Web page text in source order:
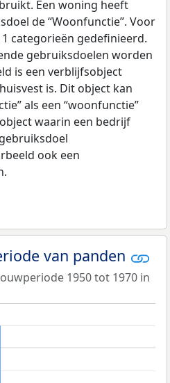
Een woning heeft
de “Woonfunctie”. Voor
categorieën gedefinieerd.
gebruiksdoelen worden
is een verblijfsobject
is. Dit object kan
als een “woonfunctie”
waarin een bedrijf
ook een
van panden
1950 tot 1970 in